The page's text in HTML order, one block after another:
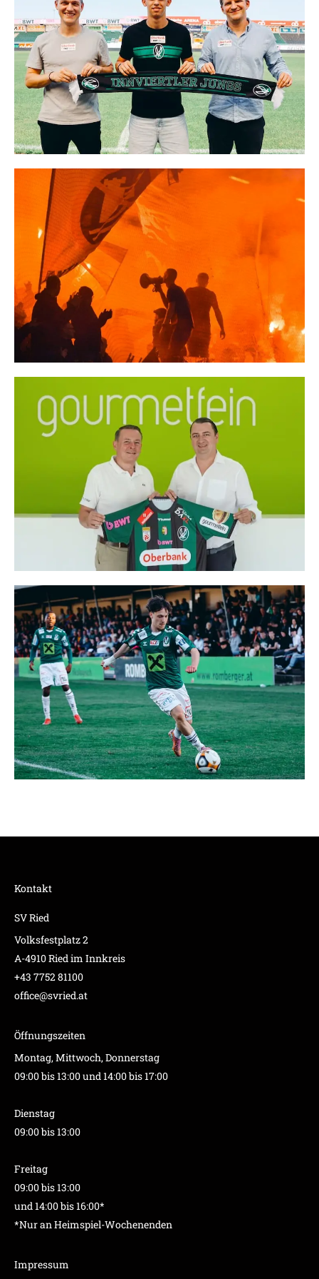
Kontakt
SV Ried
Volksfestplatz 2
A-4910 Ried im Innkreis
+43 7752 81100
office@svried.at
Öffnungszeiten
Montag, Mittwoch, Donnerstag
09:00 bis 13:00 und 14:00 bis 17:00
Dienstag
09:00 bis 13:00
Freitag
09:00 bis 13:00
und 14:00 bis 16:00*
*Nur an Heimspiel-Wochenenden
Impressum